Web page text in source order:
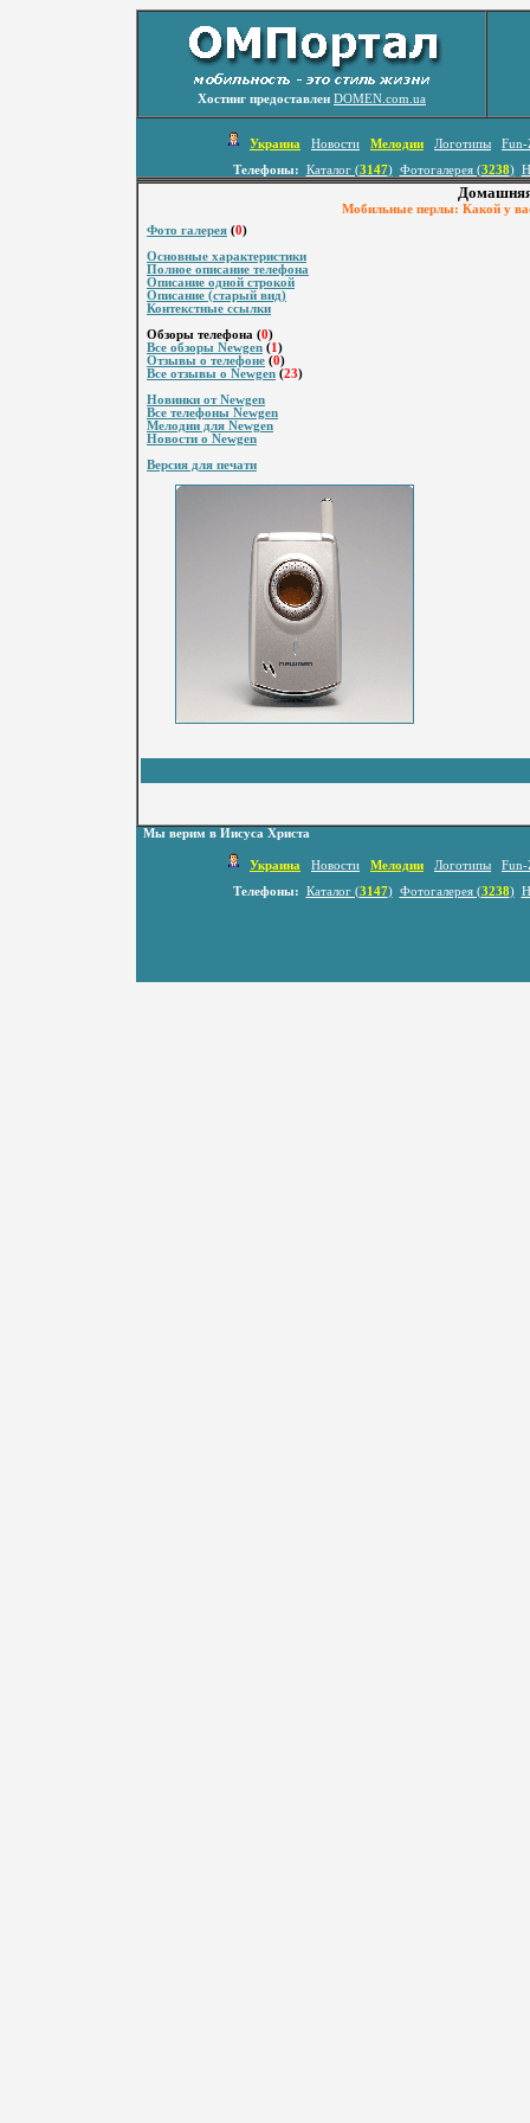
Хостинг предоставлен DOMEN.com.ua
Украина Новости Мелодии Логотипы
Fun-
Телефоны:
Каталог (3147) Фотогалерея (3238)
Домашняя
Мобильные перлы: Какой у
Фото галерея (0)
Основные характеристики
Полное описание телефона
Описание одной строкой
Описание (старый вид)
Контекстные ссылки
Обзоры телефона (0)
Все обзоры Newgen (1 )
Отзывы о телефоне (0)
Все отзывы о Newgen (23)
Новинки от Newgen
Все телефоны Newgen
Мелодии для Newgen
Новости о Newgen
Версия для печати
Мы верим в Иисуса Христа
Украина Новости Мелодии Логотипы
Fun-
Телефоны:
Каталог (3147) Фотогалерея (3238)